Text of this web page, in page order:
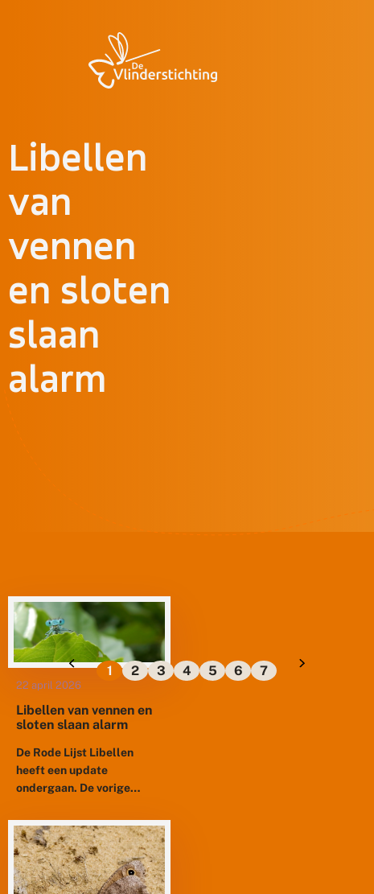
Libellen
van
vennen
en sloten
slaan
alarm
22 april 2026
Libellen van vennen en
sloten slaan alarm
De Rode Lijst Libellen
heeft een update
ondergaan. De vorige
sindsdien is er veel
veranderd. Er zijn positieve
veranderingen – soorten...
1 2 3 4 5 6 7